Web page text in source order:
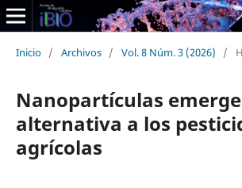
Inicio / Archivos / Vol. 8 Núm. 3 (2026) /
Nanopartículas
alternativa a los
agrícolas